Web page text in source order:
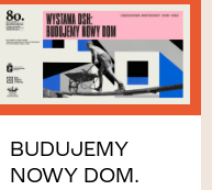
BUDUJEMY
NOWY DOM.